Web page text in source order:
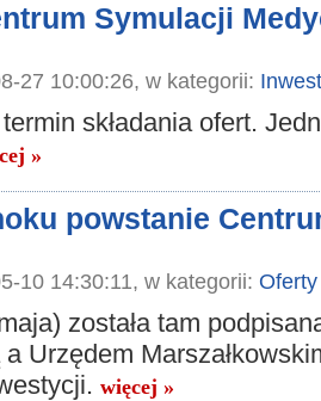
Symulacji
27 10:00:26, w kategorii:
składania ofert.
»
powstanie
10 14:30:11, w kategorii:
została tam
Urzędem
więcej »